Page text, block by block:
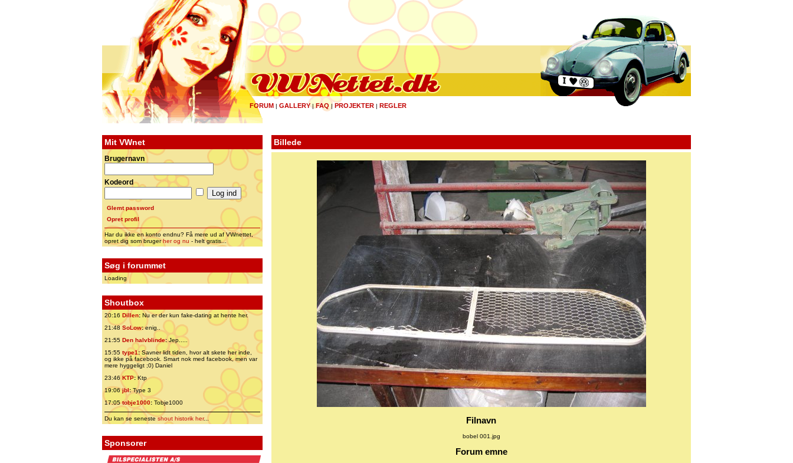
FORUM | GALLERY|FAQ | PROJEKTER | REGLER
Mit VWnet
Brugernavn
Kodeord
Glemt password
Opret profil
Har du ikke en konto endnu? Få mere ud af VWnettet,
opret dig som brugerher og nu - helt gratis...
Søg i forummet
Loading
Shoutbox
20:16 Dillen: Nu er der kun fake-dating at hente her.
21:48 SoLow:enig..
21:55 Den halvblinde:Jep.....
15:55 type1:Savner lidt tiden, hvor alt skete her inde,
og ikke på facebook. Smart nok med facebook, men var
mere hyggeligt ;0) Daniel
23:46 KTP:Ktp
19:06jbl:Type 3
17:05tobje1000: Tobje1000
Du kan se senesteshout historik her...
Sponsorer
Billede
Filnavn
bobel 001.jpg
Forum emne